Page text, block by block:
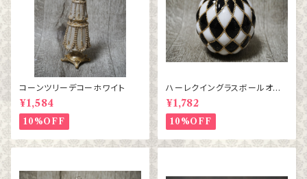
コーンツリーデコーホワイト
¥1,584
10%OFF
ハーレクイングラスボールオー
ナメント BL/WH チェック
¥1,782
10%OFF